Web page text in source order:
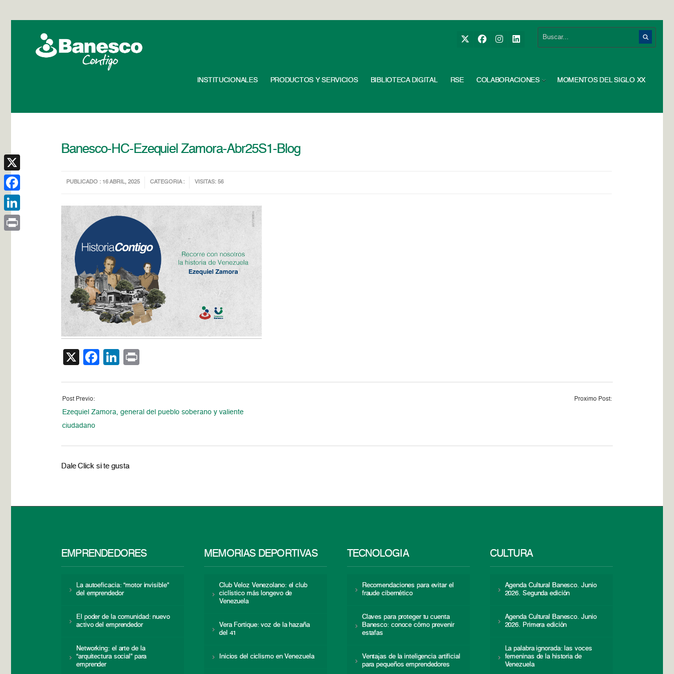
INSTITUCIONALES PRODUCTOS Y SERVICIOS BIBLIOTECA DIGITAL RSE COLABORACIONES MOMENTOS DEL SIGLO XX
Banesco-HC-Ezequiel Zamora-Abr25S1-Blog
PUBLICADO : 16 ABRIL, 2025 CATEGORIA : VISITAS: 56
X Facebook
LinkedIn
Post Previo:
Ezequiel Zamora, general del pueblo soberano y valiente
ciudadano
Proximo Post:
Dale Click si te gusta
EMPRENDEDORES
La autoeficacia: “motor invisible”
del emprendedor
El poder de la comunidad: nuevo
activo del emprendedor
Networking: el arte de la
“arquitectura social” para
emprender
MEMORIAS DEPORTIVAS
Club Veloz Venezolano: el club
ciclístico más longevo de
Venezuela
Vera Fortique: voz de la hazaña
del 41
Inicios del ciclismo en Venezuela
TECNOLOGÍA
Recomendaciones para evitar el
fraude cibernético
Claves para proteger tu cuenta
Banesco: conoce cómo prevenir
estafas
Ventajas de la inteligencia artificial
para pequeños emprendedores
CULTURA
Agenda Cultural Banesco. Junio
2026. Segunda edición
Agenda Cultural Banesco. Junio
2026. Primera edición
La palabra ignorada: las voces
femeninas de la historia de
Venezuela
X
Facebook
LinkedIn